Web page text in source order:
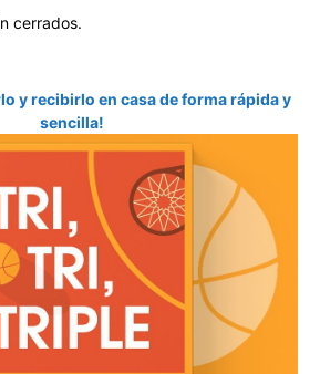
cerrados.
y recibirlo en casa de forma rápida y
sencilla!